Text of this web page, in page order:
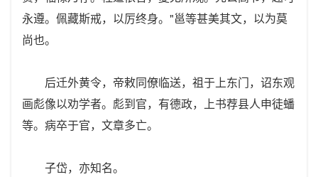
永遵。佩藏斯戒，以厉终身。"邕等甚美其文，以为莫
尚也。
后迁外黄令，帝敕同僚临送，祖于上东门，诏东观
画彪像以劝学者。彪到官，有德政，上书荐县人申徒蟠
等。病卒于官，文章多亡。
子岱，亦知名。